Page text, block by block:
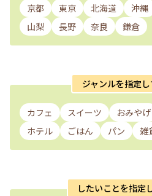
京都 東京 北海道 沖縄
山梨
長野 奈良 鎌倉
ジャンルを指定
カフェ スイーツ おみやげ
ホテル
ごはん パン 雑
したいことを指定